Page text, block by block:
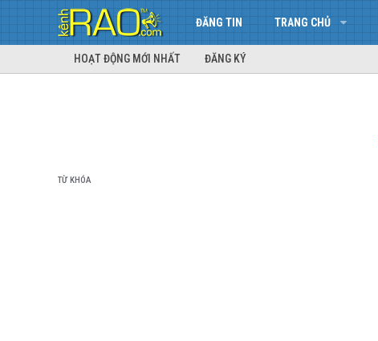
ĐĂNG TIN TRANG CHỦ
HOẠT ĐỘNG MỚI NHẤT ĐĂNG KÝ
TỪ KHÓA